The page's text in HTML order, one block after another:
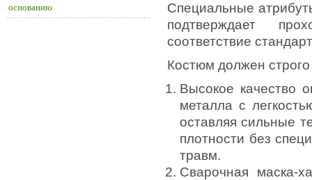
основанию
Специальные
подтверждает
соответствие
Костюм должен строго
Высокое качество
металла с
оставляя сильные
плотности без
травм.
Сварочная маска-